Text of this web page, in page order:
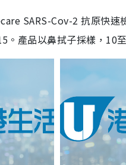
SARS-Cov-2 抗原快
產品以鼻拭子採樣，10